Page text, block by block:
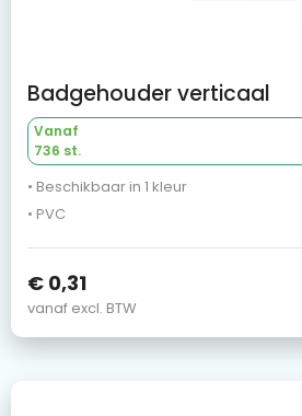
Badgehouder verticaal
Vanaf
736 st.
• Beschikbaar in 1 kleur
• PVC
€ 0,31
vanaf excl. BTW